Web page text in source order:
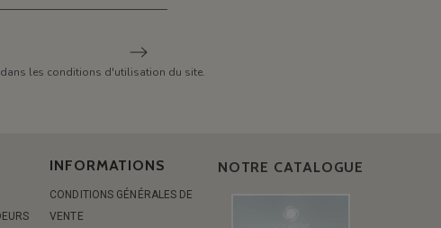
les conditions d'utilisation du site.
INFORMATIONS
CONDITIONS GÉNÉRALES DE
VENTE
NOTRE CATALOGUE